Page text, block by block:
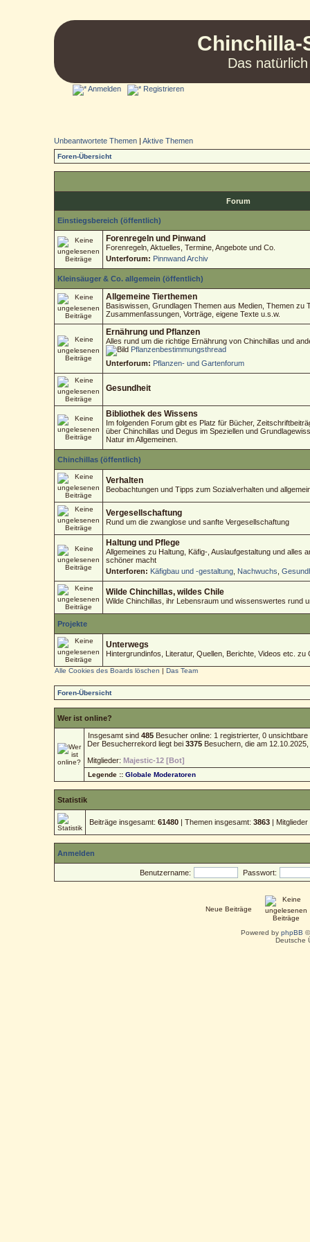
Chinchilla-
Das
Anmelden Registrieren
Unbeantwortete Themen |Aktive Themen
Foren-Übersicht
Forum
Einstiegsbereich (öffentlich)
Forenregeln und Pinwand
Forenregeln, Aktuelles, Termine, Angebote und Co.
Unterforum: Pinnwand Archiv
Kleinsäuger & Co. allgemein (öffentlich)
Allgemeine Tierthemen
Basiswissen, Grundlagen Themen aus Medien, Themen zu
Zusammenfassungen, Vorträge, eigene Texte u.s.w.
Ernährung und Pflanzen
Alles rund um die richtige Ernährung von Chinchillas und
Pflanzenbestimmungsthread
Unterforum: Pflanzen- und Gartenforum
Gesundheit
Bibliothek des Wissens
Im folgenden Forum gibt es Platz für Bücher,
über Chinchillas und Degus im Speziellen und
Natur im Allgemeinen.
Chinchillas (öffentlich)
Verhalten
Beobachtungen und Tipps zum Sozialverhalten und
Vergesellschaftung
Rund um die zwanglose und sanfte Vergesellschaftung
Haltung und Pflege
Allgemeines zu Haltung, Käfig-, Auslaufgestaltung und alles
schöner macht
Unterforen: Käfigbau und -gestaltung Nachwuchs ,
Wilde Chinchillas, wildes Chile
Wilde Chinchillas, ihr Lebensraum und wissenswertes rund
Projekte
Unterwegs
Hintergrundinfos, Literatur, Quellen, Berichte, Videos etc. zu
Alle Cookies des Boards löschen |Das Team
Foren-Übersicht
Wer ist online?
Insgesamt sind485 Besucher online: 1 registrierter, 0
Der Besucherrekord liegt bei3375 Besuchern, die am
Mitglieder:Majestic-12 [Bot]
Legende ::Globale Moderatoren
Statistik
Beiträge insgesamt:61480 | Themen insgesamt:3863 |
Anmelden
Benutzername: Passwort:
Neue Beiträge
Powered by phpBB
Deutsche